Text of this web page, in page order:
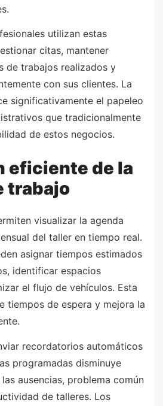
utilizan estas
citas, mantener
de trabajos realizados y
con sus clientes. La
significativamente el papeleo
que tradicionalmente
de estos negocios.
eficiente de la
trabajo
visualizar la agenda
del taller en tiempo real.
asignar tiempos estimados
identificar espacios
el flujo de vehículos. Esta
tiempos de espera y mejora la
recordatorios automáticos
programadas disminuye
ausencias, problema común
de talleres. Los